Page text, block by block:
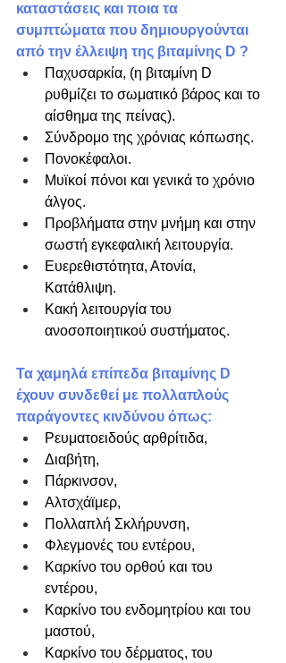
καταστάσεις και ποια τα
συμπτώματα που δημιουργούνται
από την έλλειψη της βιταμίνης D ?
​Παχυσαρκία, (η βιταμίνη D
ρυθμίζει το σωματικό βάρος και το
αίσθημα της πείνας).
Σύνδρομο της χρόνιας κόπωσης.
Πονοκέφαλοι.
Μυϊκοί πόνοι και γενικά το χρόνιο
άλγος.
Προβλήματα στην μνήμη και στην
σωστή εγκεφαλική λειτουργία.
Ευερεθιστότητα, Ατονία,
Κατάθλιψη.
Κακή λειτουργία του
ανοσοποιητικού συστήματος.​​
Τα χαμηλά επίπεδα βιταμίνης D
έχουν συνδεθεί με πολλαπλούς
παράγοντες κινδύνου όπως:
Ρευματοειδούς αρθρίτιδα,
Διαβήτη,
Πάρκινσον,
Αλτσχάϊμερ,
Πολλαπλή Σκλήρυνση,
Φλεγμονές του εντέρου,
Καρκίνο του ορθού και του
εντέρου,
Καρκίνο του ενδομητρίου και του
μαστού,
Καρκίνο του δέρματος, του